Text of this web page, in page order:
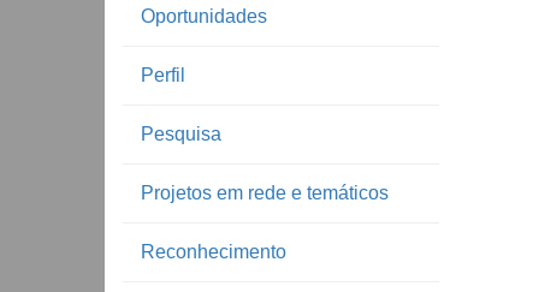
Oportunidades
Perfil
Pesquisa
Projetos em rede e temáticos
Reconhecimento